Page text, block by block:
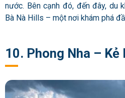
nước. Bên cạnh đó, đến đây, du
Bà Nà Hills – một nơi khám phá
10. Phong Nha – Kẻ